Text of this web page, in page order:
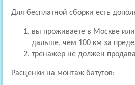
Для бесплатной сборки есть
вы проживаете в Москве
дальше, чем 100 км за
тренажер не должен
Расценки на монтаж батутов: